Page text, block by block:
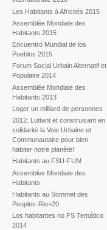
Les Habitants à Africités 2015
Assemblée Mondiale des
Habitants 2015
Encuentro Mundial de los
Pueblos 2015
Forum Social Urbain Alternatif et
Populaire 2014
Assemblée Mondiale des
Habitants 2013
Loger un milliard de personnes
2012: Luttant et construisant en
solidarité la Voie Urbaine et
Communautaire pour bien
habiter notre planète!
Habitants au FSU-FUM
Assemblee Mondiale des
Habitants
Habitants au Sommet des
Peuples-Rio+20
Los habitantes no FS Temático
2014